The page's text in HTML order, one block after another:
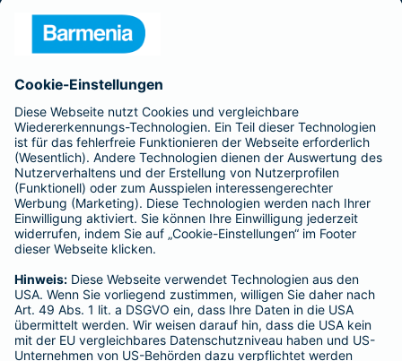
Barmenia ist Teil der BarmeniaGothaer
BELIEBTE SEITEN
Kranken-Zusatzversicherung
Tierversicherungen
Haftpflichtversicherung
Hausratversicherung
Adresse ändern
Schaden melden
Kilometerstandsmeldung
Serviceübersicht